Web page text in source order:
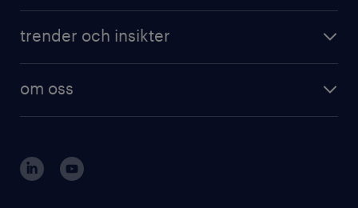
trender och insikter
om oss